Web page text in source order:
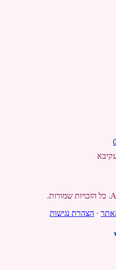
. כל הזכויות שמורות.
· הצהרת נגישות